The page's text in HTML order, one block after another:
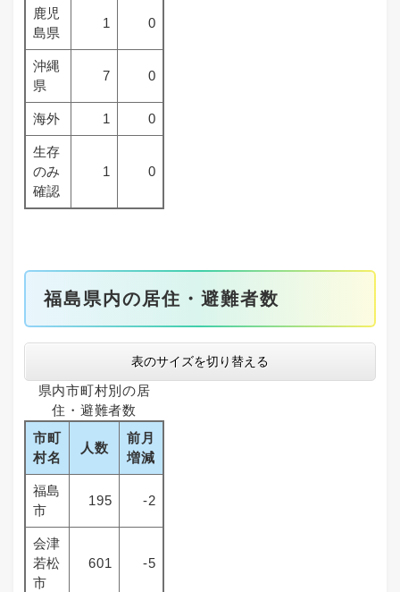
鹿児
島県
1 0
沖縄
県
7 0
海外 1 0
生存
のみ
確認
1 0
福島県内の居住・避難者数
表のサイズを切り替える
県内市町村別の居
住・避難者数
市町
村名
人数
前月
増減
福島
市
195 -2
会津
若松
市
601 -5